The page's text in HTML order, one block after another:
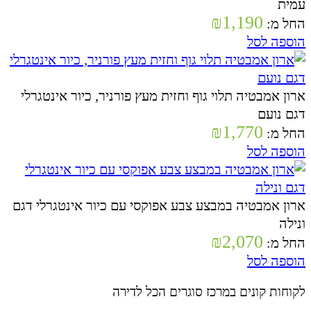
עמית
החל מ:
₪1,190
הוספה לסל
ארון אמבטיה תלוי גוף וחזית מעץ פורניר, כיור אינטגרלי
דגם נועם
החל מ:
₪1,770
הוספה לסל
ארון אמבטיה במבצע צבע אפוקסי עם כיור אינטגרלי דגם
ונילה
החל מ:
₪2,070
הוספה לסל
לקוחות קונים במרכז סוגרים הכל לדירה